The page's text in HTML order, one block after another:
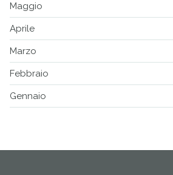
Maggio
Aprile
Marzo
Febbraio
Gennaio